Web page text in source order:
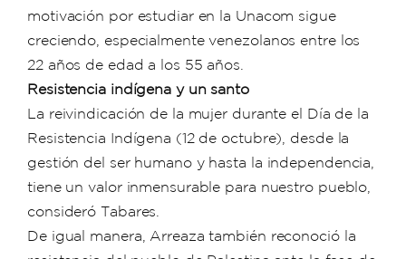
motivación por estudiar en la Unacom sigue
creciendo, especialmente venezolanos entre los
22 años de edad a los 55 años.
Resistencia indígena y un santo
La reivindicación de la mujer durante el Día de la
Resistencia Indígena (12 de octubre), desde la
gestión del ser humano y hasta la independencia,
tiene un valor inmensurable para nuestro pueblo,
consideró Tabares.
De igual manera, Arreaza también reconoció la